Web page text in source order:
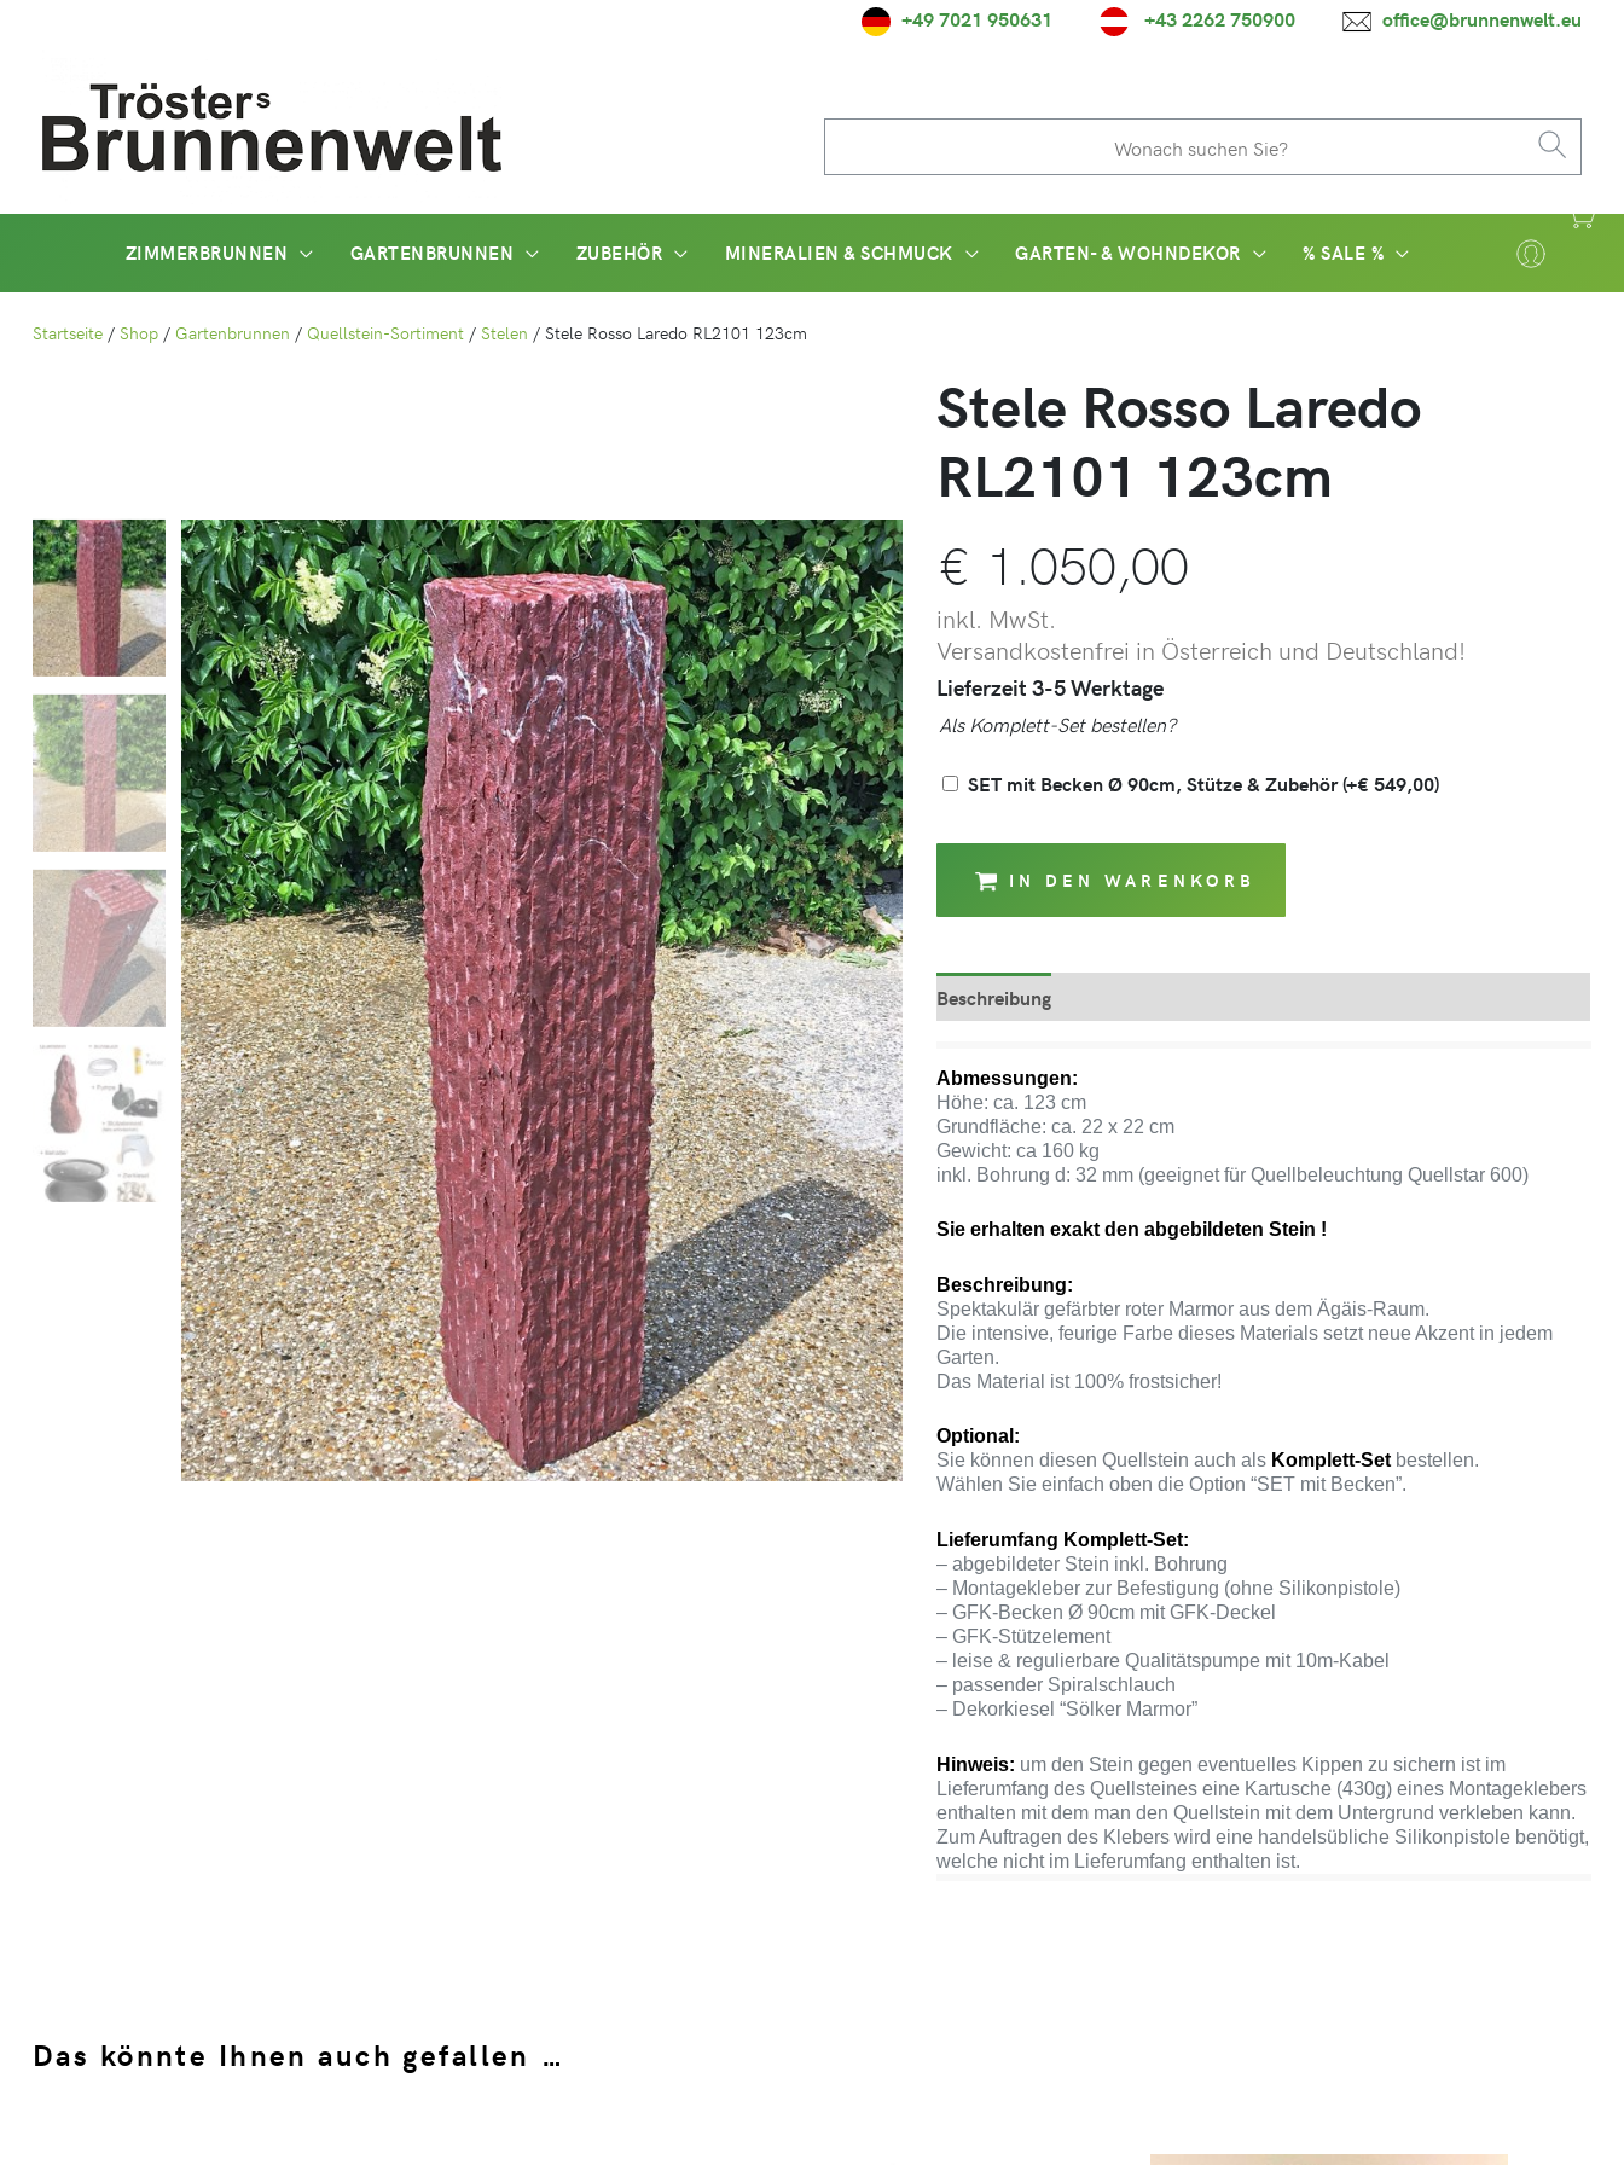
+49 7021 950631 +43 2262 750900 office@brunnenwelt.eu
ZIMMERBRUNNEN GARTENBRUNNEN ZUBEHÖR MINERALIEN & SCHMUCK GARTEN- & WOHNDEKOR % SALE %
Startseite / Shop / Gartenbrunnen / Quellstein-Sortiment / Stelen / Stele Rosso Laredo RL2101 123cm
Stele Rosso Laredo
RL2101 123cm
€ 1.050,00
inkl. MwSt.
Versandkostenfrei in Österreich und Deutschland!
Lieferzeit 3-5 Werktage
Als Komplett-Set bestellen?
SET mit Becken Ø 90cm, Stütze & Zubehör(+€ 549,00)
IN DEN WARENKORB
Beschreibung
Abmessungen:
Höhe: ca. 123 cm
Grundfläche: ca. 22 x 22 cm
Gewicht: ca 160 kg
inkl. Bohrung d: 32 mm (geeignet für Quellbeleuchtung Quellstar 600)
Sie erhalten exakt den abgebildeten Stein !
Beschreibung:
Spektakulär gefärbter roter Marmor aus dem Ägäis-Raum.
Die intensive, feurige Farbe dieses Materials setzt neue Akzent in jedem
Garten.
Das Material ist 100% frostsicher!
Optional:
Sie können diesen Quellstein auch als Komplett-Set bestellen.
Wählen Sie einfach oben die Option “SET mit Becken”.
Lieferumfang Komplett-Set:
– abgebildeter Stein inkl. Bohrung
– Montagekleber zur Befestigung (ohne Silikonpistole)
– GFK-Becken Ø 90cm mit GFK-Deckel
– GFK-Stützelement
– leise & regulierbare Qualitätspumpe mit 10m-Kabel
– passender Spiralschlauch
– Dekorkiesel “Sölker Marmor”
Hinweis: um den Stein gegen eventuelles Kippen zu sichern ist im
Lieferumfang des Quellsteines eine Kartusche (430g) eines Montageklebers
enthalten mit dem man den Quellstein mit dem Untergrund verkleben kann.
Zum Auftragen des Klebers wird eine handelsübliche Silikonpistole benötigt,
welche nicht im Lieferumfang enthalten ist.
Das könnte Ihnen auch gefallen …